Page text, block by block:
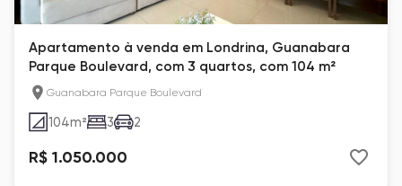
Apartamento à venda em Londrina, Guanabara
Parque Boulevard, com 3 quartos, com 104 m²
Guanabara Parque Boulevard
104m² 3 2
R$ 1.050.000